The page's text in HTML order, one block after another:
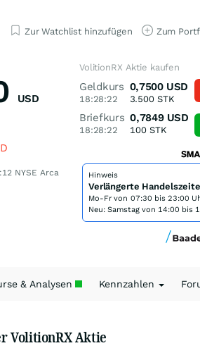
Zur Watchlist hinzufügen Zum
USD
NYSE Arca
VolitionRX Aktie kaufen
Geldkurs
18:28:22
0,7500 USD
3.500STK
Briefkurs
18:28:22
0,7849 USD
100STK
Hinweis
Verlängerte
Mo-Fr von 07:30 bis 23:00
Neu: Samstag von 14:00 bis
& Analysen Kennzahlen
VolitionRX Aktie